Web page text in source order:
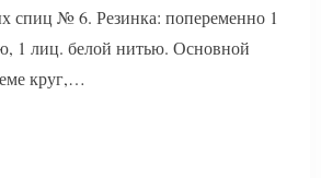
спиц № 6. Резинка: попеременно 1
1 лиц. белой нитью. Основной
круг,…